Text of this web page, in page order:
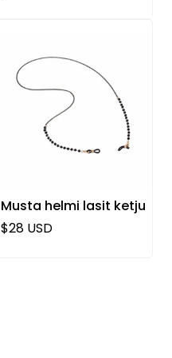
Musta helmi lasit ketju
Normaali hinta
$28 USD